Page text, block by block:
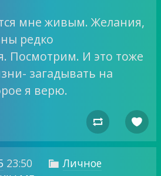
мне живым. Желания,
редко
Посмотрим. И это тоже
загадывать на
я верю.
 
23:50  Личное